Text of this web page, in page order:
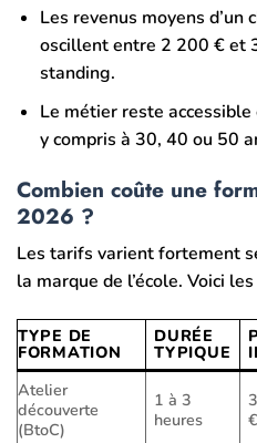
Les revenus moyens
oscillent entre 2 200 € et
standing.
Le métier reste
y compris à 30, 40 ou 50
Combien coûte une
2026 ?
Les tarifs varient fortement
la marque de l’école. Voici
TYPE DE
FORMATION
DURÉE
TYPIQUE
Atelier
découverte
(BtoC)
1 à 3
heures
€